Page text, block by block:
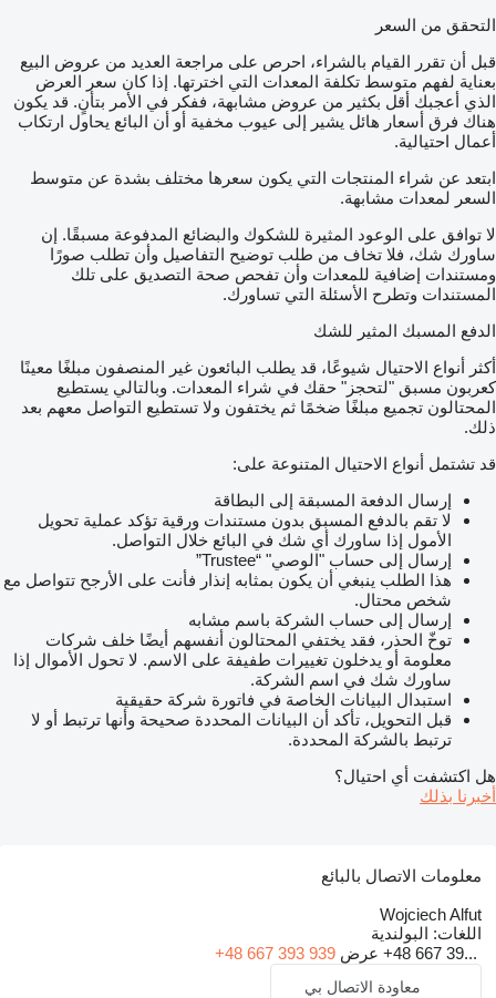
التحقق من السعر
قبل أن تقرر القيام بالشراء، احرص على مراجعة العديد من عروض البيع
بعناية لفهم متوسط تكلفة المعدات التي اخترتها. إذا كان سعر العرض
الذي أعجبك أقل بكثير من عروض مشابهة، ففكر في الأمر بتأنٍ. قد يكون
هناك فرق أسعار هائل يشير إلى عيوب مخفية أو أن البائع يحاول ارتكاب
أعمال احتيالية.
ابتعد عن شراء المنتجات التي يكون سعرها مختلف بشدة عن متوسط
السعر لمعدات مشابهة.
لا توافق على الوعود المثيرة للشكوك والبضائع المدفوعة مسبقًا. إن
ساورك شك، فلا تخاف من طلب توضيح التفاصيل وأن تطلب صورًا
ومستندات إضافية للمعدات وأن تفحص صحة التصديق على تلك
المستندات وتطرح الأسئلة التي تساورك.
الدفع المسبك المثير للشك
أكثر أنواع الاحتيال شيوعًا، قد يطلب البائعون غير المنصفون مبلغًا معينًا
كعربون مسبق "لتحجز" حقك في شراء المعدات. وبالتالي يستطيع
المحتالون تجميع مبلغًا ضخمًا ثم يختفون ولا تستطيع التواصل معهم بعد
ذلك.
قد تشتمل أنواع الاحتيال المتنوعة على:
إرسال الدفعة المسبقة إلى البطاقة
لا تقم بالدفع المسبق بدون مستندات ورقية تؤكد عملية تحويل
الأمول إذا ساورك أي شك في البائع خلال التواصل.
إرسال إلى حساب "الوصي" “Trustee”
هذا الطلب ينبغي أن يكون بمثابه إنذار فأنت على الأرجح تتواصل مع
شخص محتال.
إرسال إلى حساب الشركة باسم مشابه
توخّ الحذر، فقد يختفي المحتالون أنفسهم أيضًا خلف شركات
معلومة أو يدخلون تغييرات طفيفة على الاسم. لا تحول الأموال إذا
ساورك شك في اسم الشركة.
استبدال البيانات الخاصة في فاتورة شركة حقيقية
قبل التحويل، تأكد أن البيانات المحددة صحيحة وأنها ترتبط أو لا
ترتبط بالشركة المحددة.
هل اكتشفت أي احتيال؟
أخبرنا بذلك
معلومات الاتصال بالبائع
Wojciech Alfut
اللغات: البولندية
+48 667 39... عرض +48 667 393 939
معاودة الاتصال بي